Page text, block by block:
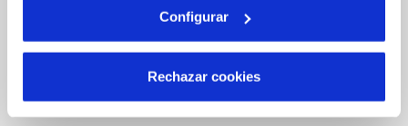
Configurar
Rechazar cookies
FACTURAS, PAGOS Y CONSUMOS
MODIFICACIÓN DE DATOS